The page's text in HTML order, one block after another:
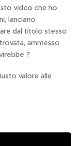
video che ho
lanciano
dal titolo stesso
ammesso
?
valore alle